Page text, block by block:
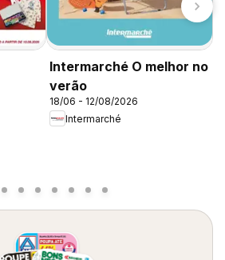
Intermarché O melhor no
verão
18/06 - 12/08/2026
Intermarché